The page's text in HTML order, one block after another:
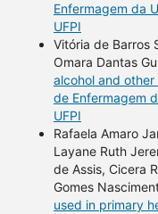
Enfermagem da
UFPI
Vitória de Barros
Omara Dantas
alcohol and
de Enfermagem
UFPI
Rafaela Amaro
Layane Ruth
de Assis, Cicera
Gomes
used in primary